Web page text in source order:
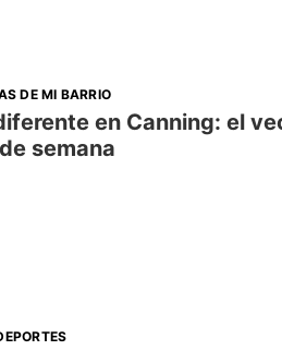
DE MI BARRIO
en Canning: el
semana